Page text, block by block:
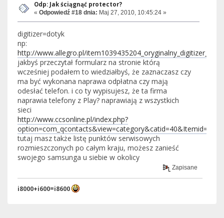
Odp: Jak ściągnąć protector?
« Odpowiedź #18 dnia: Maj 27, 2010, 10:45:24 »
digitizer=dotyk
np:
http://www.allegro.pl/
jakbyś przeczytał formularz na stronie którą
wcześniej podałem to wiedziałbyś, że zaznaczasz czy
ma być wykonana naprawa odpłatna czy mają
odesłać telefon. i co ty wypisujesz, że ta firma
naprawia telefony z Play? naprawiają z wszystkich
sieci
http://www.ccsonline.pl/index.php?
option=com_qcontacts&view=category&catid=40&Itemid=63
tutaj masz także listę punktów serwisowych
rozmieszczonych po całym kraju, możesz zanieść
swojego samsunga u siebie w okolicy
Zapisane
i8000+i600=i8600